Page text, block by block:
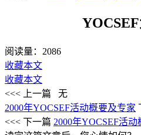
阅读量： 2086
收藏本文
收藏本文
<<< 上一篇
无
2000年YOCSEF活动概要及专家
<<< 下一篇 2000年YOCSEF活